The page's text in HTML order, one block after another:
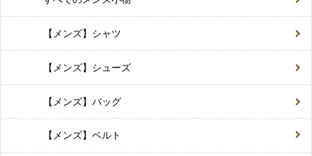
【メンズ】シャツ
【メンズ】シューズ
【メンズ】バッグ
【メンズ】ベルト